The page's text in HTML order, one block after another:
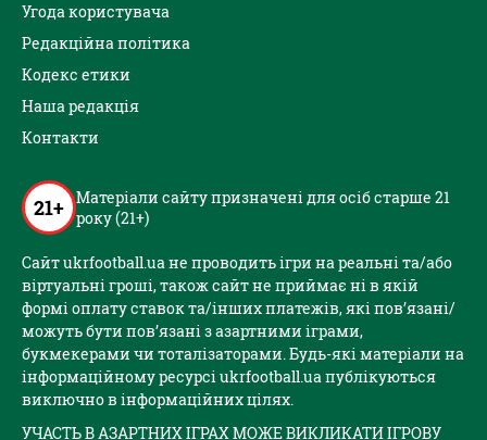
Угода користувача
Редакційна політика
Кодекс етики
Наша редакція
Контакти
21+ Матеріали сайту призначені для осіб старше 21
року (21+)
Сайт ukrfootball.ua не проводить ігри на реальні та/або
віртуальні гроші, також сайт не приймає ні в якій
формі оплату ставок та/інших платежів, які пов’язані/
можуть бути пов’язані з азартними іграми,
букмекерами чи тоталізаторами. Будь-які матеріали на
інформаційному ресурсі ukrfootball.ua публікуються
виключно в інформаційних цілях.
УЧАСТЬ В АЗАРТНИХ ІГРАХ МОЖЕ ВИКЛИКАТИ ІГРОВУ